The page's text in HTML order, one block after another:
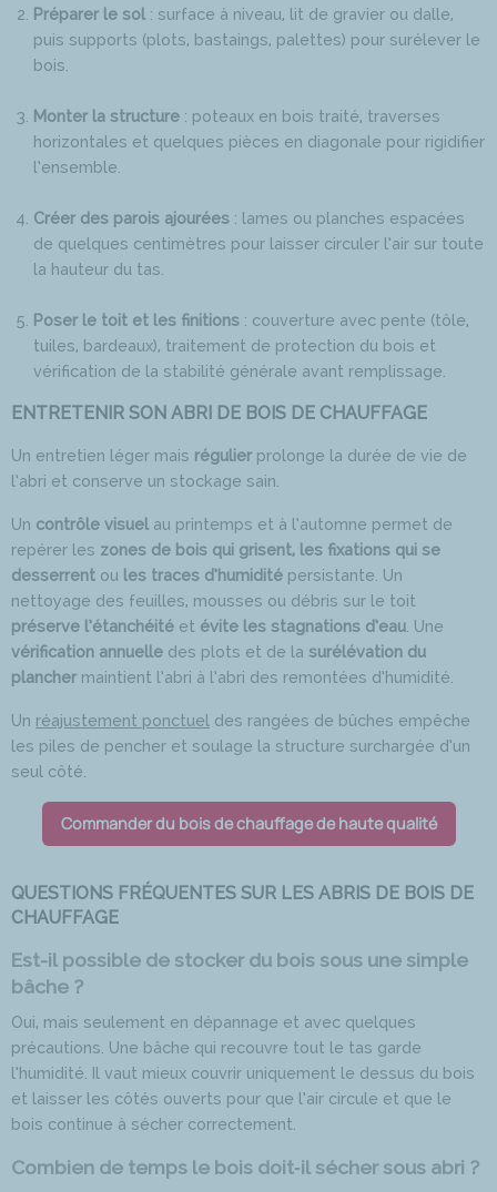
Préparer le sol : surface à niveau, lit de gravier ou dalle,
puis supports (plots, bastaings, palettes) pour surélever le
bois.
Monter la structure : poteaux en bois traité, traverses
horizontales et quelques pièces en diagonale pour rigidifier
l’ensemble.
Créer des parois ajourées : lames ou planches espacées
de quelques centimètres pour laisser circuler l’air sur toute
la hauteur du tas.
Poser le toit et les finitions : couverture avec pente (tôle,
tuiles, bardeaux), traitement de protection du bois et
vérification de la stabilité générale avant remplissage.
ENTRETENIR SON ABRI DE BOIS DE CHAUFFAGE
Un entretien léger mais régulier prolonge la durée de vie de
l’abri et conserve un stockage sain.
Un contrôle visuel au printemps et à l’automne permet de
repérer les zones de bois qui grisent, les fixations qui se
desserrent ou les traces d’humidité persistante. Un
nettoyage des feuilles, mousses ou débris sur le toit
préserve l’étanchéité et évite les stagnations d’eau . Une
vérification annuelle des plots et de la surélévation du
plancher maintient l’abri à l’abri des remontées d’humidité.
Un réajustement ponctuel des rangées de bûches empêche
les piles de pencher et soulage la structure surchargée d’un
seul côté.
Commander du bois de chauffage de haute qualité
QUESTIONS FRÉQUENTES SUR LES ABRIS DE BOIS DE
CHAUFFAGE
Est-il possible de stocker du bois sous une simple
bâche ?
Oui, mais seulement en dépannage et avec quelques
précautions. Une bâche qui recouvre tout le tas garde
l’humidité. Il vaut mieux couvrir uniquement le dessus du bois
et laisser les côtés ouverts pour que l’air circule et que le
bois continue à sécher correctement.
Combien de temps le bois doit‑il sécher sous abri ?